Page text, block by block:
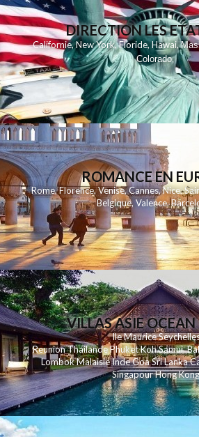
DIRECTION LES
Californie,New York,Floride,Hawai,
Colorado,
ROMANCE EN
Rome,Florence,Venise,Cannes,Nice,
Belgique,Valence,
VILLAS ASIE
Ile Maurice
ReunionThailandePhuketKohSamui
LombokMalaisieIndeGoaSri Lanka
SingapourHong Kong